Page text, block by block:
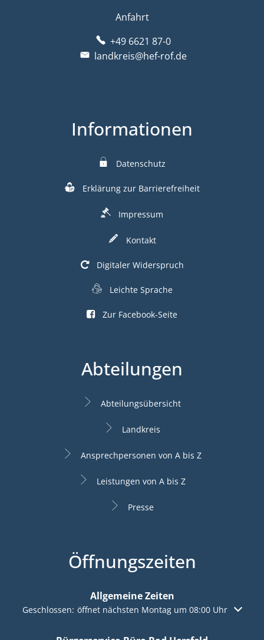
Anfahrt
+49 6621 87-0
landkreis@hef-rof.de
Informationen
Datenschutz
Erklärung zur Barrierefreiheit
Impressum
Kontakt
Digitaler Widerspruch
Leichte Sprache
Zur Facebook-Seite
Abteilungen
Abteilungsübersicht
Landkreis
Ansprechpersonen von A bis Z
Leistungen von A bis Z
Presse
Öffnungszeiten
Allgemeine Zeiten
Klicken, um weitere Öffnungs- oder Schließzeiten
Geschlossen: öffnet nächsten Montag um 08:00 Uhr